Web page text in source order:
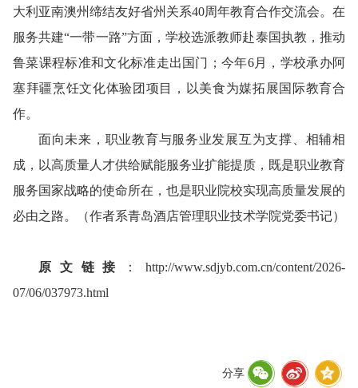
大利亚南澳州缔结友好省州关系40周年教育合作交流会。在
服务共建“一带一路”方面，学校选派教师赴泰国执教，推动
鲁菜课程标准和文化标准走出国门；今年6月，学校承办阿
塞拜疆烹饪文化体验团项目，以美食为媒拓展国际教育合
作。
面向未来，职业教育与服务业发展互为支撑、相辅相
成，以高质量人才供给赋能服务业扩能提质，既是职业教育
服务国家战略的使命所在，也是职业院校实现高质量发展的
必由之路。
（作者系青岛酒店管理职业技术学院党委书记）
原文链接 ：http://www.sdjyb.com.cn/content/2026-
07/06/037973.html
分享